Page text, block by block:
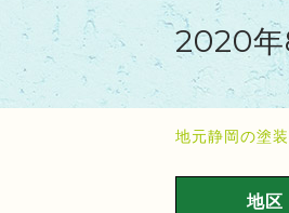
2020年
地元静岡の塗
地区